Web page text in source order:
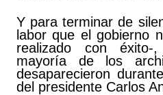
Y para terminar de
labor que el gobierno
realizado con
mayoría de los
desaparecieron
del presidente Carlos